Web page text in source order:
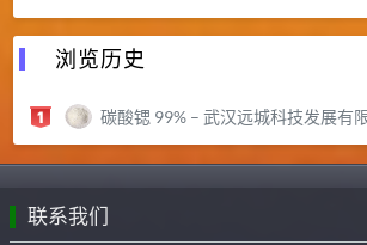
浏览历史
碳酸锶 99% – 武汉远城科技发展有
联系我们